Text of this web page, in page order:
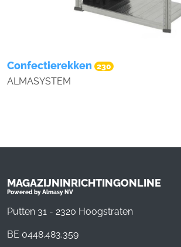
Confectierekken 230
ALMASYSTEM
MAGAZIJNINRICHTINGONLINE
Powered by Almasy NV
Putten 31 - 2320 Hoogstraten
BE 0448.483.359